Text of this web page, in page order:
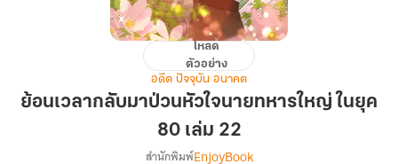
กลับ
โหลด
ตัวอย่าง
อดีต ปัจจุบัน อนาคต
ย้อนเวลากลับมาป่วนหัวใจนายทหารใหญ่ ในยุค
80 เล่ม 22
สำนักพิมพ์EnjoyBook